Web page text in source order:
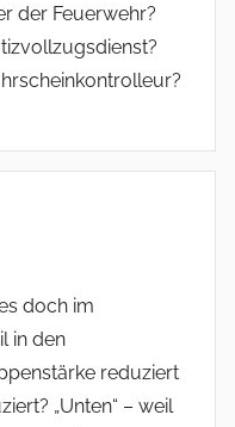
der Feuerwehr?
doch im
in den
reduziert
„Unten“ – weil